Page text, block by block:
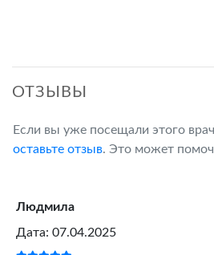
ОТЗЫВЫ
Если вы уже посещали этого
оставьте отзыв. Это может
Людмила
Дата: 07.04.2025